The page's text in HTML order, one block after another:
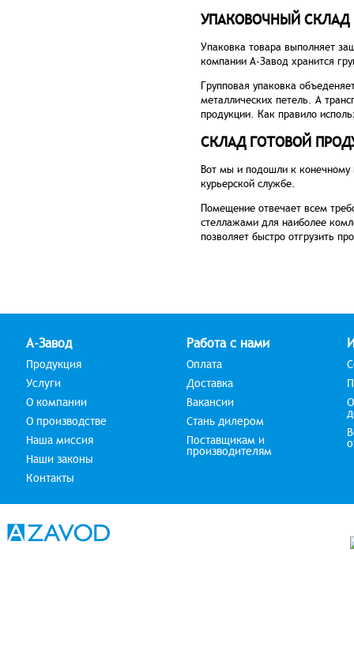
УПАКОВОЧНЫЙ СКЛАД
Упаковка товара выполняет
компании А-Завод хранится
Групповая упаковка
металлических петель. А
продукции. Как правило
СКЛАД ГОТОВОЙ
Вот мы и подошли к конечному
курьерской службе.
Помещение отвечает всем
стеллажами для наиболее
позволяет быстро отгрузить
А-Завод
Продукция
Услуги
О компании
О производстве
Наша миссия
Наши законы
Контакты
Работа с нами
Оплата
Доставка
Вакансии
Стань дилером
Поставщикам и
производителям